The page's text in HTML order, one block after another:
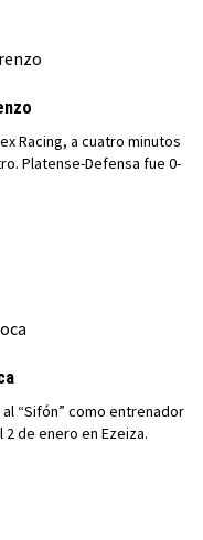
Racing, a cuatro minutos
Platense-Defensa fue 0-
“Sifón” como entrenador
de enero en Ezeiza.